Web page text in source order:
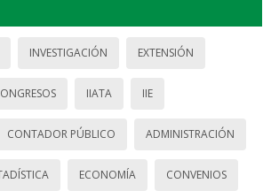
INVESTIGACIÓN EXTENSIÓN
IIATA IIE
CONTADOR PÚBLICO ADMINISTRACIÓN
ECONOMÍA CONVENIOS